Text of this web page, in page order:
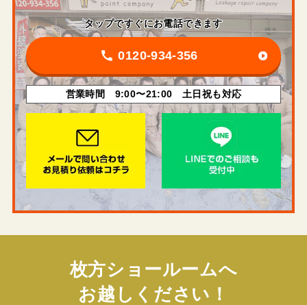
タップですぐにお電話できます
0120-934-356
営業時間 9:00〜21:00 土日祝も対応
枚方ショールームへ
お越しください！